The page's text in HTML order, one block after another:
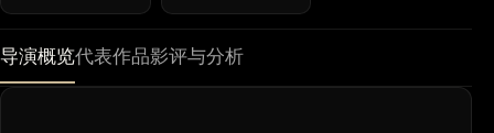
导演概览代表作品影评与分析